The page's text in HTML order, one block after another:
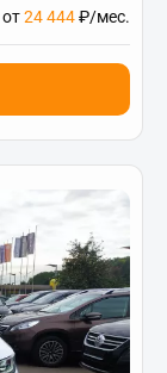
от24 444₽/мес.